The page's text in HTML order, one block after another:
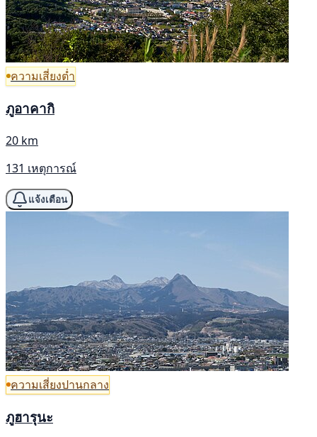
ความเสี่ยงต่ำ
ภูอาคากิ
20 km
131 เหตุการณ์
แจ้งเตือน
ความเสี่ยงปานกลาง
ภูฮารุนะ